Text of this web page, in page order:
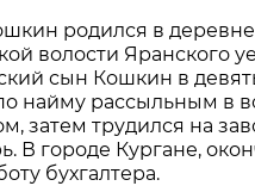
родился в
волости Яранского
сын Кошкин в
найму рассыльным в
затем трудился на
В городе Кургане,
бухгалтера.